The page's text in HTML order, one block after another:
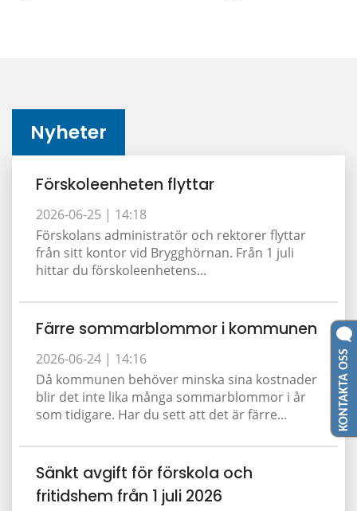
Nyheter
Förskoleenheten flyttar
2026-06-25 | 14:18
Förskolans administratör och rektorer flyttar
från sitt kontor vid Brygghörnan. Från 1 juli
hittar du förskoleenhetens...
Färre sommarblommor i kommunen
2026-06-24 | 14:16
Då kommunen behöver minska sina kostnader
blir det inte lika många sommarblommor i år
som tidigare. Har du sett att det är färre...
Sänkt avgift för förskola och
fritidshem från 1 juli 2026
KONTAKTA OSS